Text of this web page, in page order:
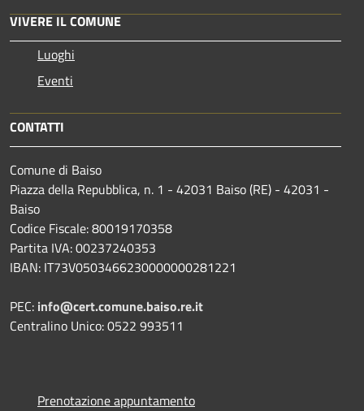
VIVERE IL COMUNE
Luoghi
Eventi
CONTATTI
Comune di Baiso
Piazza della Repubblica, n. 1 - 42031 Baiso (RE) - 42031 -
Baiso
Codice Fiscale: 80019170358
Partita IVA: 00237240353
IBAN: IT73V0503466230000000281221
PEC: info@cert.comune.baiso.re.it
Centralino Unico: 0522 993511
Prenotazione appuntamento